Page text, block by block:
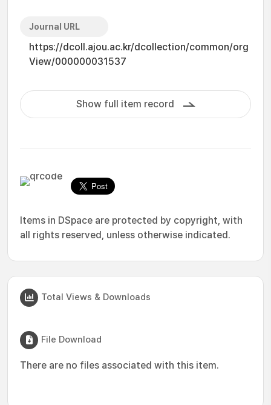
Journal URL
https://dcoll.ajou.ac.kr/dcollection/common/org
View/000000031537
Show full item record
Items in DSpace are protected by copyright, with
all rights reserved, unless otherwise indicated.
Total Views & Downloads
File Download
There are no files associated with this item.